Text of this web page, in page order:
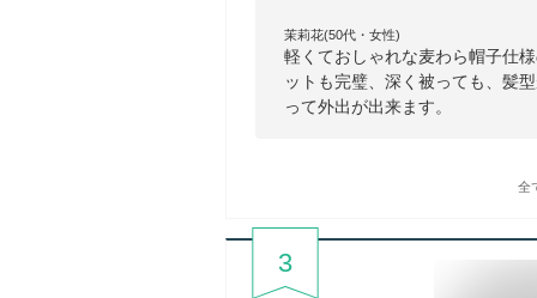
茉莉花(50代・女性)
軽くておしゃれな麦わら帽子仕
ットも完璧、深く被っても、髪
って外出が出来ます。
全
3